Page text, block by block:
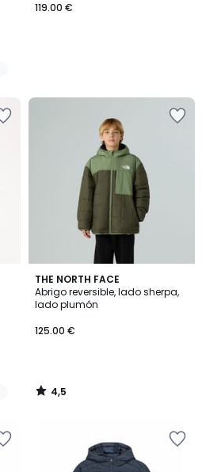
119.00 €
THE NORTH FACE
Abrigo reversible, lado sherpa,
lado plumón
125.00 €
4,5
/ 5
4,5
/